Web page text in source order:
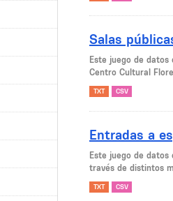
Salas
Este juego de
Centro Cultural
TXT CSV
Entradas a
Este juego de
través de distintos
TXT CSV